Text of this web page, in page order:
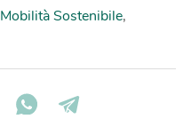
Mobilità Sostenibile,